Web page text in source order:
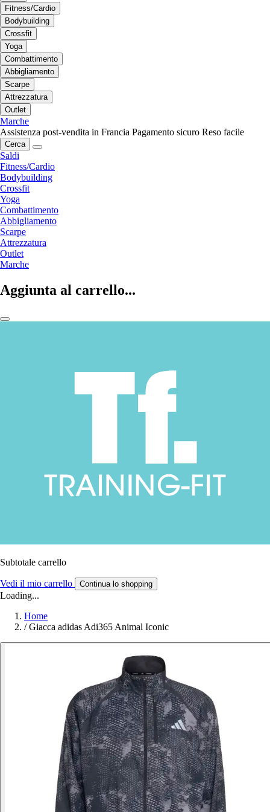
Fitness/Cardio
Bodybuilding
Crossfit
Yoga
Combattimento
Abbigliamento
Scarpe
Attrezzatura
Outlet
Marche
Assistenza post-vendita in Francia Pagamento sicuro Reso facile
Cerca
Saldi
Fitness/Cardio
Bodybuilding
Crossfit
Yoga
Combattimento
Abbigliamento
Scarpe
Attrezzatura
Outlet
Marche
Aggiunta al carrello...
Subtotale carrello
Vedi il mio carrello Continua lo shopping
Loading...
Home
/ Giacca adidas Adi365 Animal Iconic